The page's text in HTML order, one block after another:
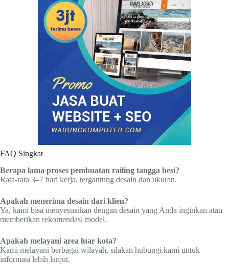
FAQ Singkat
Berapa lama proses pembuatan railing tangga besi?
Rata-rata 3–7 hari kerja, tergantung desain dan ukuran.
Apakah menerima desain dari klien?
Ya, kami bisa menyesuaikan dengan desain yang Anda inginkan atau
memberikan rekomendasi model.
Apakah melayani area luar kota?
Kami melayani berbagai wilayah, silakan hubungi kami untuk
informasi lebih lanjut.